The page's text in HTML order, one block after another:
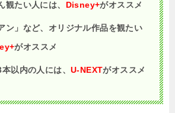
観たい人には、 Disney+がオススメ
ン」など、オリジナル作品を観たい
がオススメ
以内の人には、 U-NEXTがオススメ